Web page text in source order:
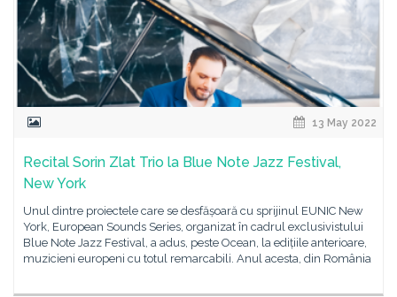
13 May 2022
Recital Sorin Zlat Trio la Blue Note Jazz Festival,
New York
Unul dintre proiectele care se desfășoară cu sprijinul EUNIC New
York, European Sounds Series, organizat în cadrul exclusivistului
Blue Note Jazz Festival, a adus, peste Ocean, la edițiile anterioare,
muzicieni europeni cu totul remarcabili. Anul acesta, din România